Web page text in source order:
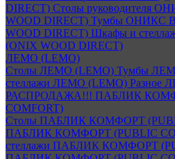
DIRECT) Столы руководителя
WOOD DIRECT) Тумбы ОНИКС
WOOD DIRECT) Шкафы и
(ONIX WOOD DIRECT)
ЛЕМО (LEMO)
Столы ЛЕМО (LEMO) Тумбы
стеллажи ЛЕМО (LEMO) Разное
РАСПРОДАЖА!!! ПАБЛИК
COMFORT)
Столы ПАБЛИК КОМФОРТ
ПАБЛИК КОМФОРТ (PUBLIC
стеллажи ПАБЛИК КОМФОРТ